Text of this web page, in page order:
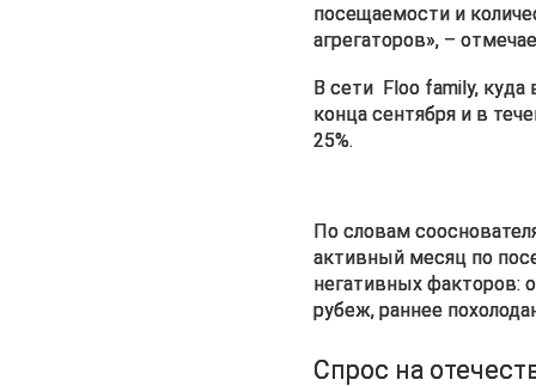
посещаемости и
агрегаторов», –
В сети  Floo family,
конца сентября и в
25%.
По словам
активный месяц по
негативных факторов:
рубеж, раннее
Спрос на